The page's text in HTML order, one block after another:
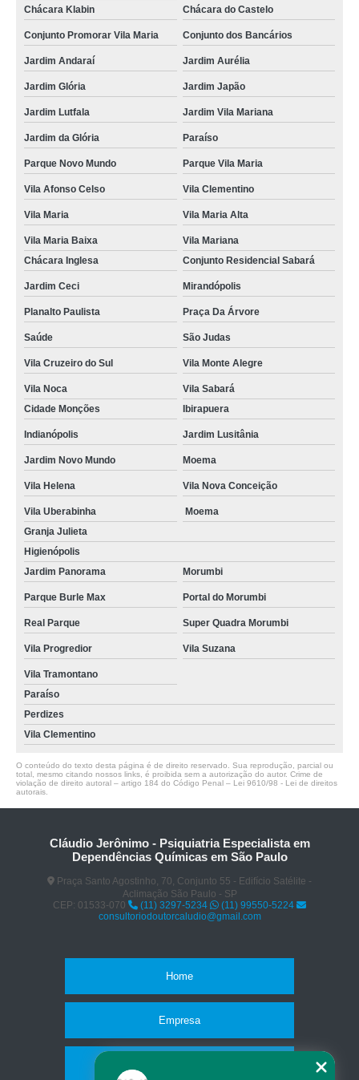
Chácara Klabin
Chácara do Castelo
Conjunto Promorar Vila Maria Conjunto dos Bancários
Jardim Andaraí Jardim Aurélia
Jardim Glória Jardim Japão
Jardim Lutfala Jardim Vila Mariana
Jardim da Glória Paraíso
Parque Novo Mundo Parque Vila Maria
Vila Afonso Celso Vila Clementino
Vila Maria Vila Maria Alta
Vila Maria Baixa
Vila Mariana
Chácara Inglesa
Conjunto Residencial Sabará
Jardim Ceci Mirandópolis
Planalto Paulista Praça Da Árvore
Saúde São Judas
Vila Cruzeiro do Sul Vila Monte Alegre
Vila Noca
Vila Sabará
Cidade Monções
Ibirapuera
Indianópolis Jardim Lusitânia
Jardim Novo Mundo Moema
Vila Helena Vila Nova Conceição
Vila Uberabinha
Moema
Granja Julieta
Higienópolis
Jardim Panorama
Morumbi
Parque Burle Max Portal do Morumbi
Real Parque Super Quadra Morumbi
Vila Progredior Vila Suzana
Vila Tramontano
Paraíso
Perdizes
Vila Clementino
O conteúdo do texto desta página é de direito reservado. Sua reprodução, parcial ou
total, mesmo citando nossos links, é proibida sem a autorização do autor. Crime de
violação de direito autoral – artigo 184 do Código Penal – Lei 9610/98 - Lei de direitos
autorais
Cláudio Jerônimo - Psiquiatria Especialista em
Dependências Químicas em São Paulo
Praça Santo Agostinho, 70, Conjunto 55 - Edifício Satélite -
Aclimação São Paulo - SP
CEP: 01533-070
(11) 3297-5234
(11) 99550-5224
consultoriodoutorcaludio@gmail.com
Home
Empresa